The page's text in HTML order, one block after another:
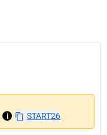
i START26